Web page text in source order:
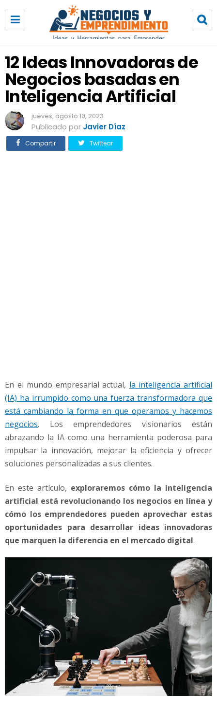
I
d
a
s
I
n
n
o
v
a
d
e
n
n
t
e
n
c
i
a
r
t
f
i
l
12 Ideas Innovadoras de
Negocios basadas en
Inteligencia Artificial
jueves, agosto 10, 2023
Publicado por Javier Díaz
Compartir Twittear
En el mundo empresarial actual, la inteligencia artificial
(IA) ha irrumpido como una fuerza transformadora que
está cambiando la forma en que operamos y hacemos
negocios. Los emprendedores visionarios están
abrazando la IA como una herramienta poderosa para
impulsar la innovación, mejorar la eficiencia y ofrecer
soluciones personalizadas a sus clientes.
En este artículo, exploraremos cómo la inteligencia
artificial está revolucionando los negocios en línea y
cómo los emprendedores pueden aprovechar estas
oportunidades para desarrollar ideas innovadoras
que marquen la diferencia en el mercado digital.